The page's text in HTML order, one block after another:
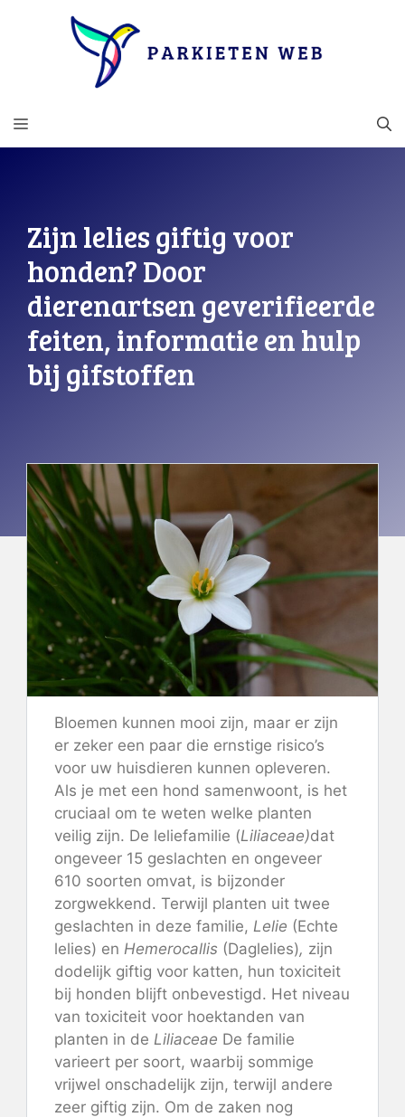
MENU
Zijn lelies giftig voor
honden? Door
dierenartsen geverifieerde
feiten, informatie en hulp
bij gifstoffen
Bloemen kunnen mooi zijn, maar er zijn
er zeker een paar die ernstige risico’s
voor uw huisdieren kunnen opleveren.
Als je met een hond samenwoont, is het
cruciaal om te weten welke planten
veilig zijn. De leliefamilie (Liliaceae)dat
ongeveer 15 geslachten en ongeveer
610 soorten omvat, is bijzonder
zorgwekkend. Terwijl planten uit twee
geslachten in deze familie, Lelie (Echte
lelies) en Hemerocallis (Daglelies), zijn
dodelijk giftig voor katten, hun toxiciteit
bij honden blijft onbevestigd. Het niveau
van toxiciteit voor hoektanden van
planten in de Liliaceae De familie
varieert per soort, waarbij sommige
vrijwel onschadelijk zijn, terwijl andere
zeer giftig zijn. Om de zaken nog